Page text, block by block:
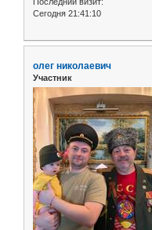
Сегодня 21:41:10
олег николаевич
Участник